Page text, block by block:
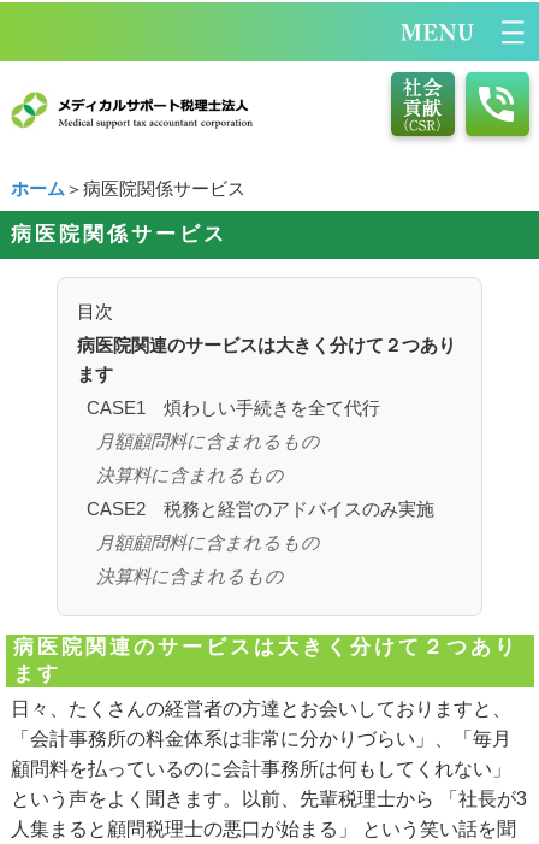
ホーム ＞病医院関係サービス
病医院関係サービス
目次
病医院関連のサービスは大きく分けて２つあり
ます
CASE1 煩わしい手続きを全て代行
月額顧問料に含まれるもの
決算料に含まれるもの
CASE2 税務と経営のアドバイスのみ実施
月額顧問料に含まれるもの
決算料に含まれるもの
病医院関連のサービスは大きく分けて２つあり
ます
日々、たくさんの経営者の方達とお会いしておりますと、
「会計事務所の料金体系は非常に分かりづらい」、「毎月
顧問料を払っているのに会計事務所は何もしてくれない」
という声をよく聞きます。以前、先輩税理士から 「社長が3
人集まると顧問税理士の悪口が始まる」 という笑い話を聞